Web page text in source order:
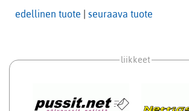
edellinen tuote seuraava tuote
liikkeet